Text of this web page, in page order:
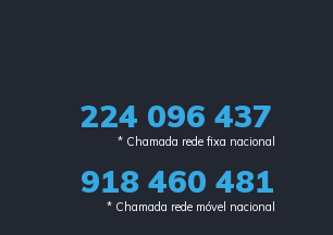
224 096 437
* Chamada rede fixa nacional​
918 460 481
* Chamada rede móvel nacional